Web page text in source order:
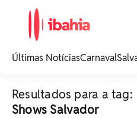
noticias e
Últimas NotíciasCarnaval
Resultados para a tag:
Shows Salvador